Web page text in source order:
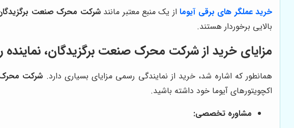
خرید عملگر های برقی آیومااز یک منبع معتبر مانندشرکت محرک صنعت
بالایی برخوردار هستند.
مزایای خرید از شرکت محرک صنعت برگزیدگان،
همانطور که اشاره شد، خرید از نمایندگی رسمی مزایای بسیاری دارد. شرکت محرک
اکچویتورهای آیوما خود داشته باشید.
مشاوره تخصصی: